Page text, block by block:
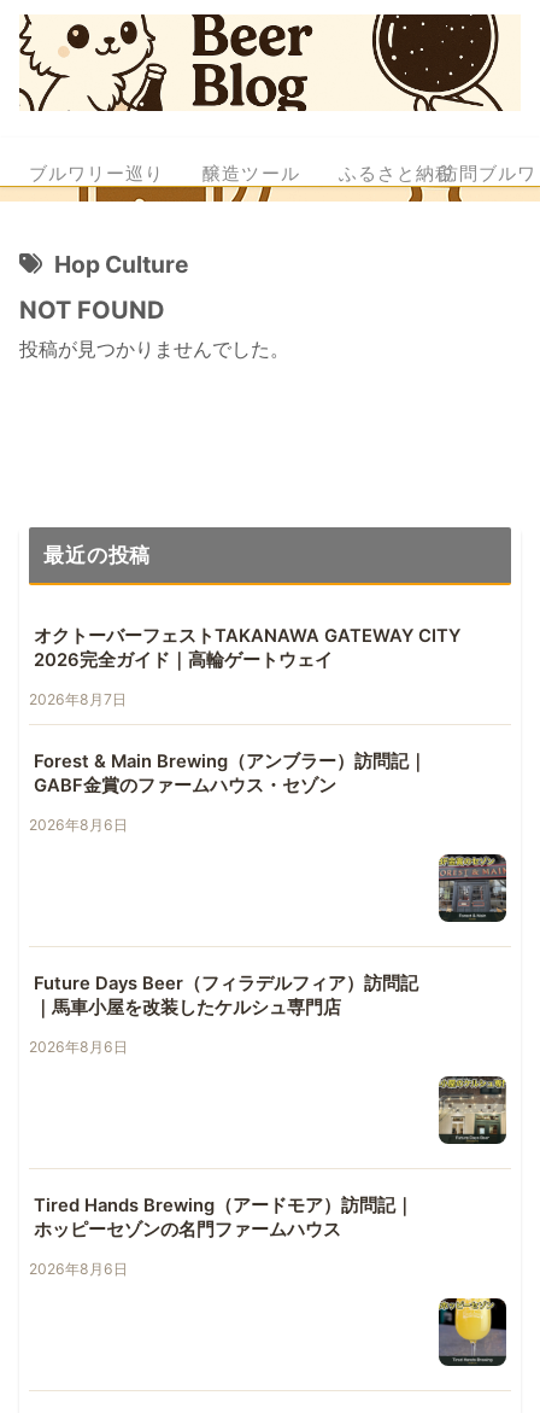
ブルワリー巡り 醸造ツール ふるさと納税訪問ブル
Hop Culture
NOT FOUND
投稿が見つかりませんでした。
最近の投稿
オクトーバーフェストTAKANAWA GATEWAY CITY
2026完全ガイド｜高輪ゲートウェイ
2026年8月7日
Forest & Main Brewing（アンブラー）訪問記｜
GABF金賞のファームハウス・セゾン
2026年8月6日
Future Days Beer（フィラデルフィア）訪問記
｜馬車小屋を改装したケルシュ専門店
2026年8月6日
Tired Hands Brewing（アードモア）訪問記｜
ホッピーセゾンの名門ファームハウス
2026年8月6日